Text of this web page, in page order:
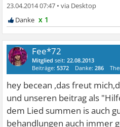
23.04.2014 07:47 •
x 1
Fee*72
Mitglied seit:22.08.2013
Beiträge:5372 Danke:286
hey becean ,das freut
und unseren beitrag als
dem Lied summen is auch
behandlungen auch immer